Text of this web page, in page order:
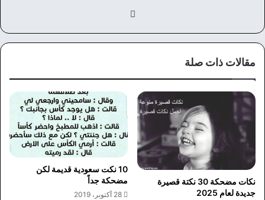
وك
مقالات ذات صلة
نكات مضحكة 30 نكتة قصيرة
جديدة لعام 2025
10 نكت سعودية قديمة لكن
مضحكة جداً
28 أكتوبر، 2019